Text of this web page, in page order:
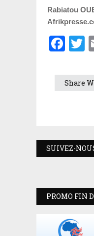
Rabiatou
Share
SUIVEZ-
PROMO FIN